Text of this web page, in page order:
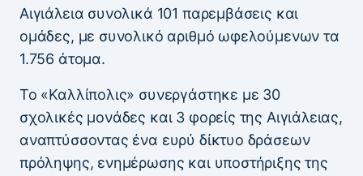
Αιγιάλεια συνολικά 101 παρεμβάσεις και
ομάδες, με συνολικό αριθμό ωφελούμενων τα
1.756 άτομα.
Το «Καλλίπολις» συνεργάστηκε με 30
σχολικές μονάδες και 3 φορείς της Αιγιάλειας,
αναπτύσσοντας ένα ευρύ δίκτυο δράσεων
πρόληψης, ενημέρωσης και υποστήριξης της